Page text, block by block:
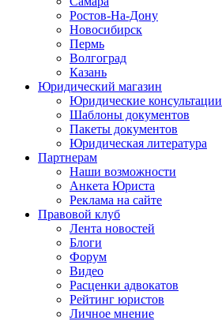
Ростов-На-Дону
Новосибирск
Пермь
Волгоград
Казань
Юридический магазин
Юридические консультации
Шаблоны документов
Пакеты документов
Юридическая литература
Партнерам
Наши возможности
Анкета Юриста
Реклама на сайте
Правовой клуб
Лента новостей
Блоги
Форум
Видео
Расценки адвокатов
Рейтинг юристов
Личное мнение